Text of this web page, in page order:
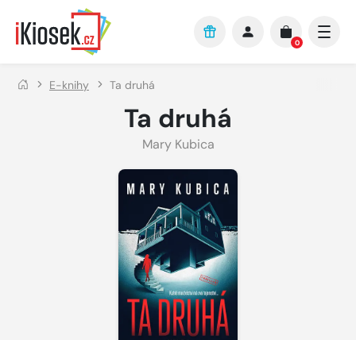
Přejít na hlavní obsah
0
E-knihy Ta druhá
Ta druhá
Mary Kubica